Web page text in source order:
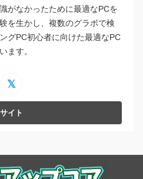
がなかったために最適なPCを
を生かし、複数のグラボで検
グPC初心者に向けた最適なPC
ます。